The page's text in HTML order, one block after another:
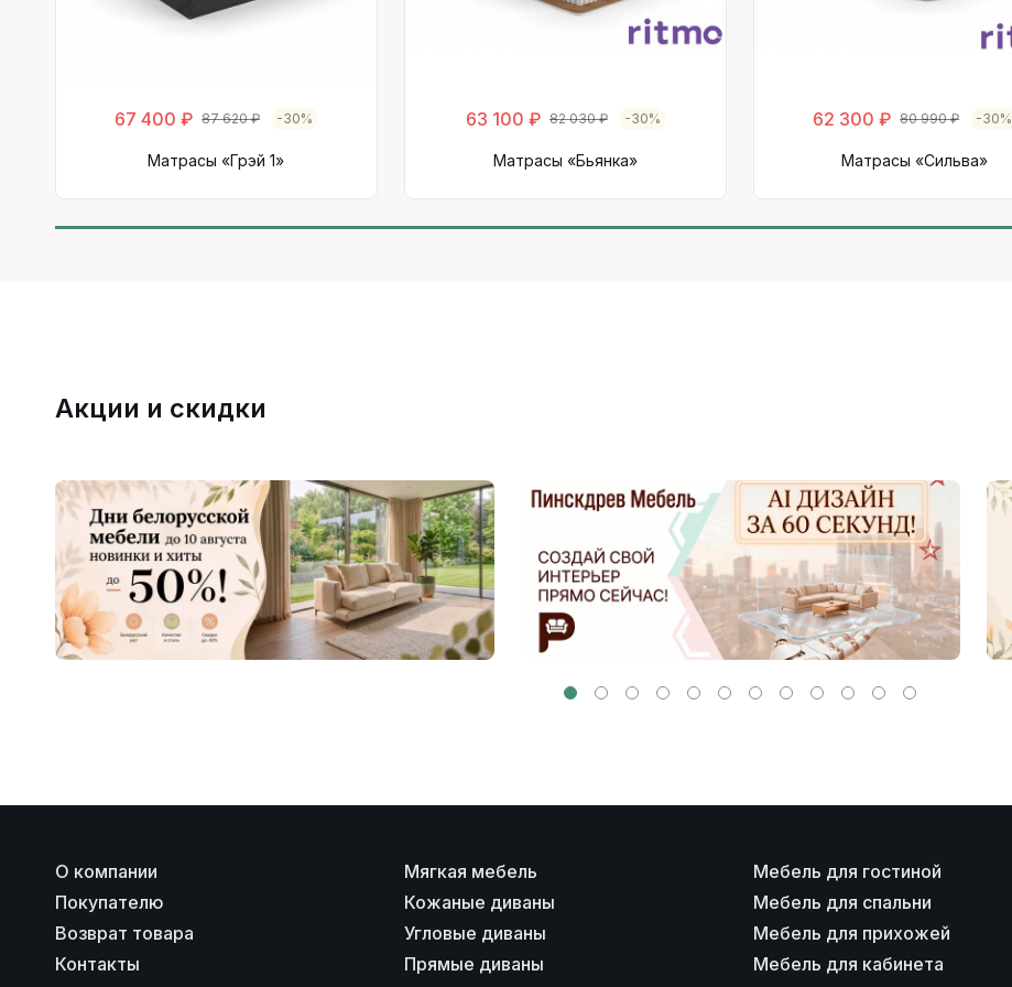
67 400 ₽ 87 620 ₽ -30%
Матрасы «Грэй 1»
63 100 ₽ 82 030 ₽ -30%
Матрасы «Бьянка»
62 300 ₽ 80 990 ₽ -30%
Матрасы «Сильва»
Акции и скидки
О компании
Покупателю
Возврат товара
Контакты
Мягкая мебель
Кожаные диваны
Угловые диваны
Прямые диваны
Мебель для гостиной
Мебель для спальни
Мебель для прихожей
Мебель для кабинета